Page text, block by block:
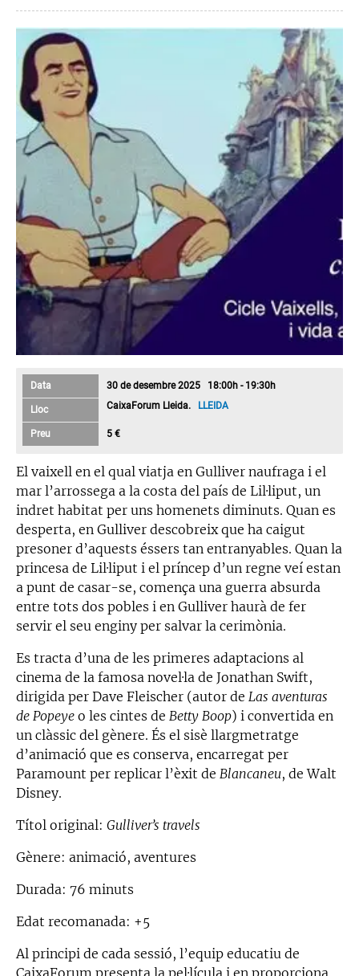
Data 30 de desembre 2025 18:00h - 19:30h
Lloc CaixaForum Lleida. LLEIDA
Preu 5 €
El vaixell en el qual viatja en Gulliver naufraga i el
mar l’arrossega a la costa del país de Lil·liput, un
indret habitat per uns homenets diminuts. Quan es
desperta, en Gulliver descobreix que ha caigut
presoner d’aquests éssers tan entranyables. Quan la
princesa de Lil·liput i el príncep d’un regne veí estan
a punt de casar-se, comença una guerra absurda
entre tots dos pobles i en Gulliver haurà de fer
servir el seu enginy per salvar la cerimònia.
Es tracta d’una de les primeres adaptacions al
cinema de la famosa novel·la de Jonathan Swift,
dirigida per Dave Fleischer (autor de Las aventuras
de Popeye o les cintes de Betty Boop) i convertida en
un clàssic del gènere. És el sisè llargmetratge
d’animació que es conserva, encarregat per
Paramount per replicar l’èxit de Blancaneu, de Walt
Disney.
Títol original: Gulliver’s travels
Gènere: animació, aventures
Durada: 76 minuts
Edat recomanada: +5
Al principi de cada sessió, l’equip educatiu de
CaixaForum presenta la pel·lícula i en proporciona